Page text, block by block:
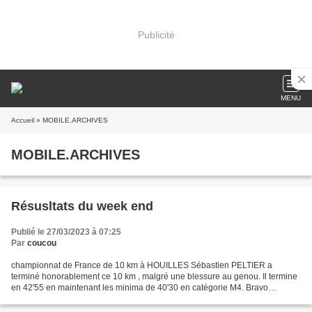
Publicité
MENU
Accueil » MOBILE.ARCHIVES
MOBILE.ARCHIVES
Résusltats du week end
Publié le 27/03/2023 à 07:25
Par coucou
championnat de France de 10 km à HOUILLES Sébastien PELTIER a
terminé honorablement ce 10 km , malgré une blessure au genou. Il termine
en 42'55 en maintenant les minima de 40'30 en catégorie M4. Bravo